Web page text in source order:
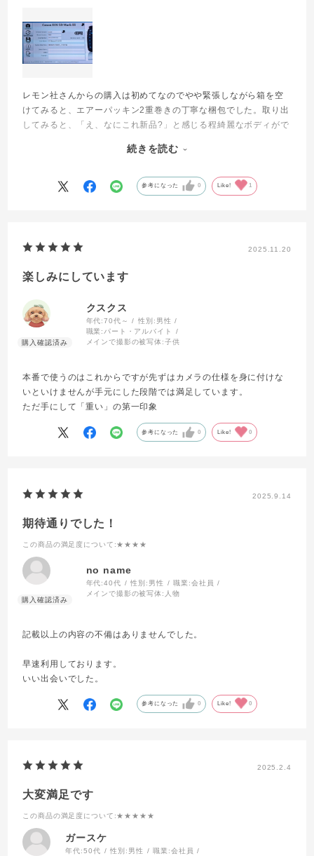
レモン社さんからの購入は初めてなのでやや緊張しながら箱を空
けてみると、エアーパッキン2重巻きの丁寧な梱包でした。取り出
してみると、「え、なにこれ新品?」と感じる程綺麗なボディがで
digital inf v1.4ではシャッター回数466回???(数枚撮ってから確
認しました)意味不明です有難う御座います。
でした。
続きを読む
参考になった 0 Like! 1
2025.11.20
楽しみにしています
クスクス
年代:70代～ 性別: 男性
職業: パート・アルバイト
メインで撮影の被写体:子供
本番で使うのはこれからですが先ずはカメラの仕様を身に付けな
いといけませんが手元にした段階では満足しています。
ただ手にして「重い」の第一印象
参考になった 0 Like! 0
2025.9.14
期待通りでした！
この商品の満足度について :★★★★
no name
年代:40代 性別: 男性 職業:会社員
メインで撮影の被写体: 人物
記載以上の内容の不備はありませんでした。
早速利用しております。
いい出会いでした。
参考になった 0 Like! 0
2025.2.4
大変満足です
この商品の満足度について :★★★★★
ガースケ
年代:50代 性別: 男性 職業:会社員